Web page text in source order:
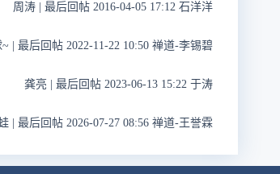
周涛 最后回帖 2016-04-05 17:12 石洋洋
最后回帖 2022-11-22 10:50 禅道-李锡碧
龚亮 最后回帖 2023-06-13 15:22 于涛
最后回帖 2026-07-27 08:56 禅道-王誉霖